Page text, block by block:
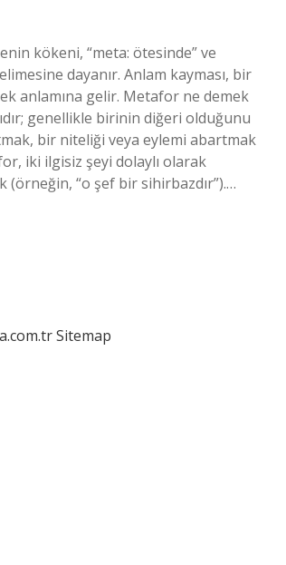
kökeni, “meta: ötesinde” ve
dayanır. Anlam kayması, bir
anlamına gelir. Metafor ne demek
genellikle birinin diğeri olduğunu
bir niteliği veya eylemi abartmak
iki ilgisiz şeyi dolaylı olarak
(örneğin, “o şef bir sihirbazdır”).…
Sitemap